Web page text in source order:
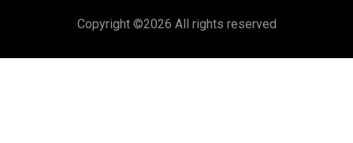
Copyright ©2026 All rights reserved